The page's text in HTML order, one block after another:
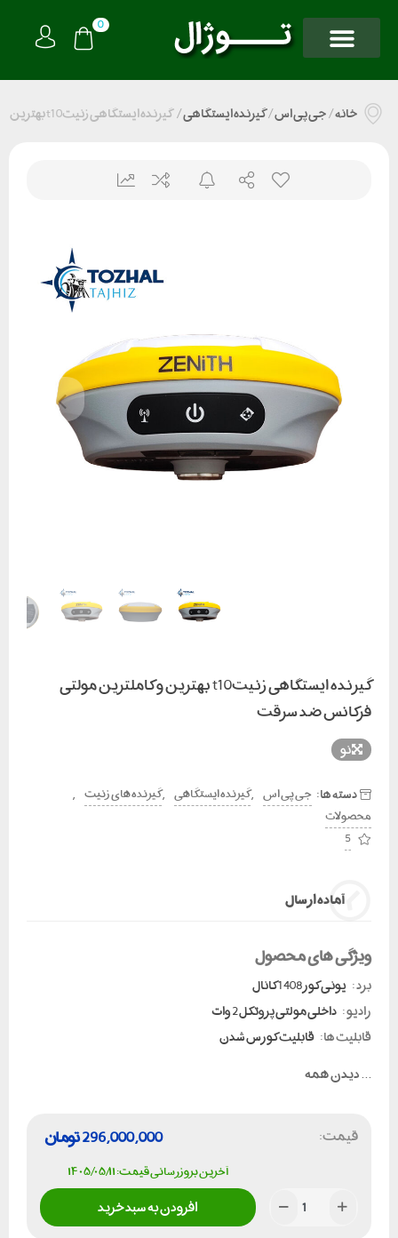
0
خانه/جی پی اس/گیرنده ایستگاهی/ گیرنده ایستگاهی زنیتt10 بهترین و کاملترین مولتی فرکانس ضد سرقت
گیرنده ایستگاهی زنیتt10 بهترین و کاملترین مولتی
فرکانس ضد سرقت
نو
دسته ها: جی پی اس ,گیرنده ایستگاهی ,گیرنده های زنیت ,
محصولات
5
آماده ارسال
ویژگی های محصول
برد : یونی کور 1408 کانال
رادیو : داخلی مولتی پروتکل 2 وات
قابلیت ها: قابلیت کورس شدن
...دیدن همه
قیمت: تومان296,000,000
آخرین بروزرسانی قیمت: ۱۴۰۵/۰۵/۱۱
افزودن به سبد خرید